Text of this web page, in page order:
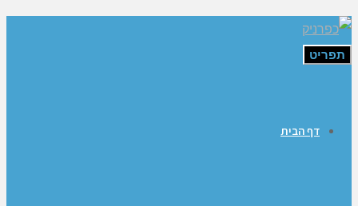
תפריט
דף הבית